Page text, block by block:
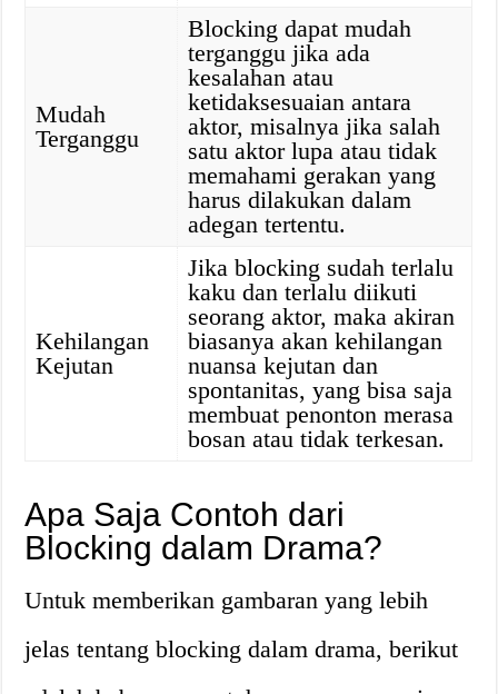
Mudah
Terganggu
Blocking dapat mudah
terganggu jika ada
kesalahan atau
ketidaksesuaian antara
aktor, misalnya jika salah
satu aktor lupa atau tidak
memahami gerakan yang
harus dilakukan dalam
adegan tertentu.
Kehilangan
Kejutan
Jika blocking sudah terlalu
kaku dan terlalu diikuti
seorang aktor, maka akiran
biasanya akan kehilangan
nuansa kejutan dan
spontanitas, yang bisa saja
membuat penonton merasa
bosan atau tidak terkesan.
Apa Saja Contoh dari
Blocking dalam Drama?
Untuk memberikan gambaran yang lebih
jelas tentang blocking dalam drama, berikut